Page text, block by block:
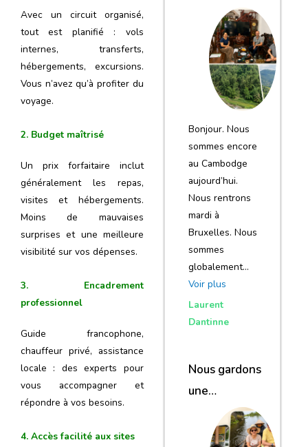
Avec un circuit organisé,
tout est planifié : vols
internes, transferts,
hébergements, excursions.
Vous n’avez qu’à profiter du
voyage.
2. Budget maîtrisé
Un prix forfaitaire inclut
généralement les repas,
visites et hébergements.
Moins de mauvaises
surprises et une meilleure
visibilité sur vos dépenses.
3. Encadrement
professionnel
Guide francophone,
chauffeur privé, assistance
locale : des experts pour
vous accompagner et
répondre à vos besoins.
4. Accès facilité aux sites
satisfaits du
voyage
Bonjour. Nous
sommes encore
au Cambodge
aujourd’hui.
Nous rentrons
mardi à
Bruxelles. Nous
sommes
globalement…
Voir plus
Laurent
Dantinne
Nous gardons
une
excellente
impression de